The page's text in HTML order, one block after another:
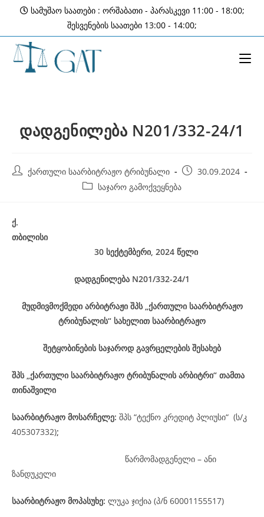
content
სამუშაო საათები : ორშაბათი - პარასკევი 11:00 - 18:00;
შესვენების საათები 13:00 - 14:00;
დადგენილება N201/332-24/1
Post ქართული საარბიტრაჟო ტრიბუნალი
Post30.09.2024
Post საჯარო გამოქვეყნება
ქ.
თბილისი
30 სექტემბერი, 2024 წელი
დადგენილება N201/332-24/1
მუდმივმოქმედი არბიტრაჟი შპს „ქართული საარბიტრაჟო
ტრიბუნალის“ სახელით საარბიტრაჟო
შეტყობინების საჯაროდ გავრცელების შესახებ
შპს „ქართული საარბიტრაჟო ტრიბუნალის არბიტრი“ თამთა
თინაშვილი
საარბიტრაჟო მოსარჩელე: შპს “ტექნო კრედიტ პლიუსი“ (ს/კ
405307332);
წარმომადგენელი – ანი
ზანდუკელი
საარბიტრაჟო მოპასუხე: ლუკა ჯიქია (პ/ნ 60001155517)